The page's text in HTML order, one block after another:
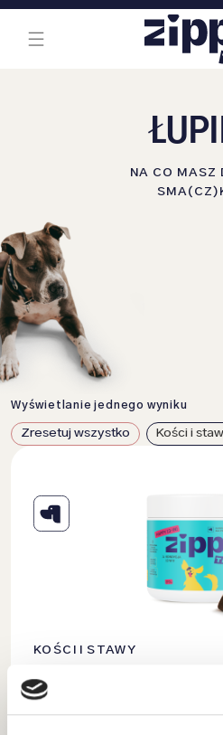
Przejdź do treści głównej
NA CO MASZ
Wyświetlanie jednego wyniku
Zresetuj wszystko Kości i
KOŚCI I STAWY
HAPPY 13-IN! DOG
MULTIWITAMINA